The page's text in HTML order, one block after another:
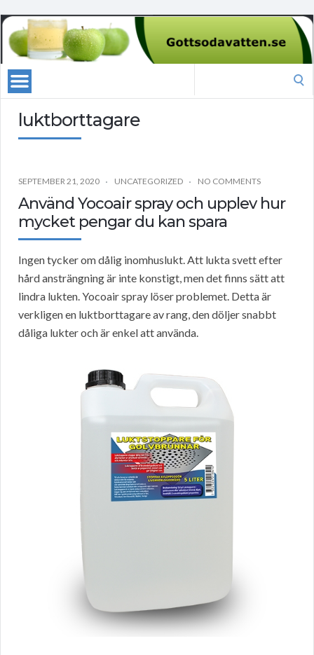
luktborttagare
SEPTEMBER 21, 2020 UNCATEGORIZED NO COMMENTS
Använd Yocoair spray och upplev hur
mycket pengar du kan spara
Ingen tycker om dålig inomhuslukt. Att lukta svett efter
hård ansträngning är inte konstigt, men det finns sätt att
lindra lukten. Yocoair spray löser problemet. Detta är
verkligen en luktborttagare av rang, den döljer snabbt
dåliga lukter och är enkel att använda.